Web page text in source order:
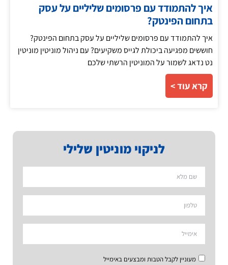
לניקוי מוניטין שלילי
מעוניין לקבל הטבות ומבצעים באימייל
איך להתמודד עם פרסומים שליליים על עסק
בתחום הפינטק?
איך להתמודד עם פרסומים שליליים על עסק בתחום הפינטק?
חוששים מפגיעה ביכולת לגייס משקיעים? עם ניהול מוניטין מוניטין
נט נדאג לשמור על המוניטין הרשתי שלכם
קרא עוד >